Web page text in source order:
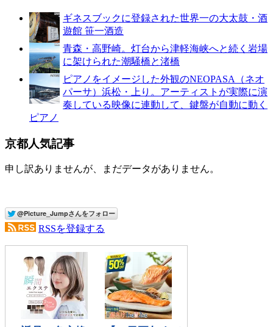
ギネスブックに登録された世界一の大太鼓・酒
遊館 笹一酒造
青森・高野崎。灯台から津軽海峡へと続く岩場
に架けられた潮騒橋と渚橋
ピアノをイメージした外観のNEOPASA（ネオ
パーサ）浜松・上り。アーティストが実際に演
奏している映像に連動して、鍵盤が自動に動く
ピアノ
京都人気記事
申し訳ありませんが、まだデータがありません。
RSSを登録する